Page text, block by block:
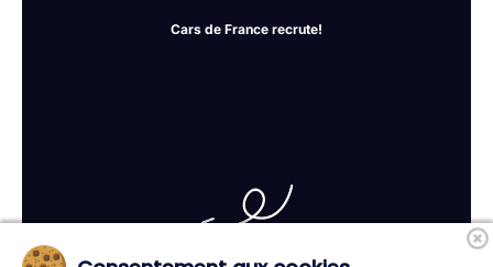
Cars de France recrute!